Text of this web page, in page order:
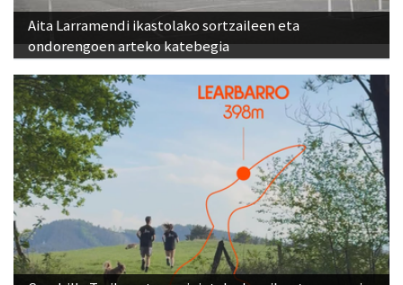
Aita Larramendi ikastolako sortzaileen eta
ondorengoen arteko katebegia